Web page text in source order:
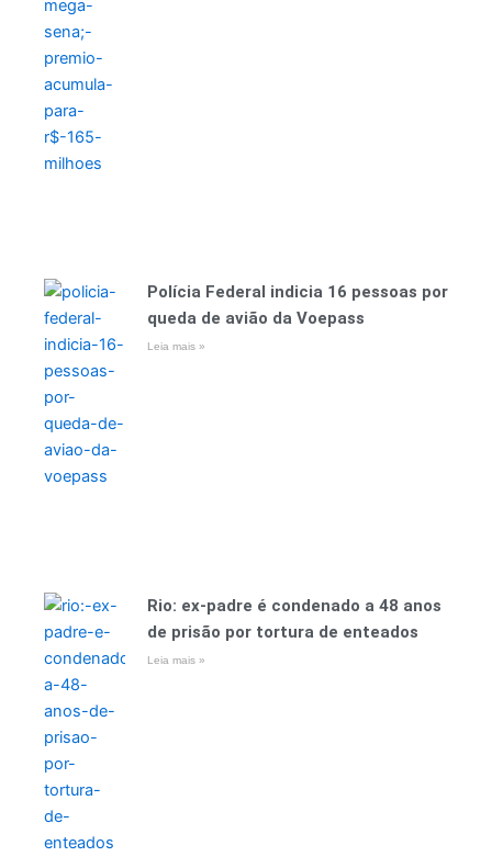
Polícia Federal indicia 16 pessoas por
queda de avião da Voepass
Leia mais »
Rio: ex-padre é condenado a 48 anos
de prisão por tortura de enteados
Leia mais »